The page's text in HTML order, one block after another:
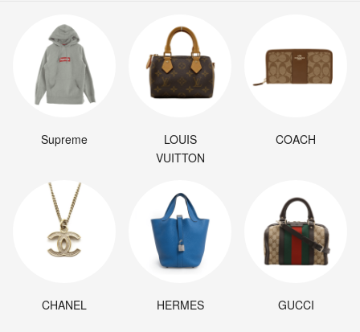
Supreme
LOUIS
VUITTON
COACH
CHANEL HERMES GUCCI